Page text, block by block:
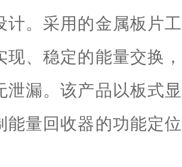
计。采用的金属板片
现、稳定的能量交换
泄漏。该产品以板式
能量回收器的功能定